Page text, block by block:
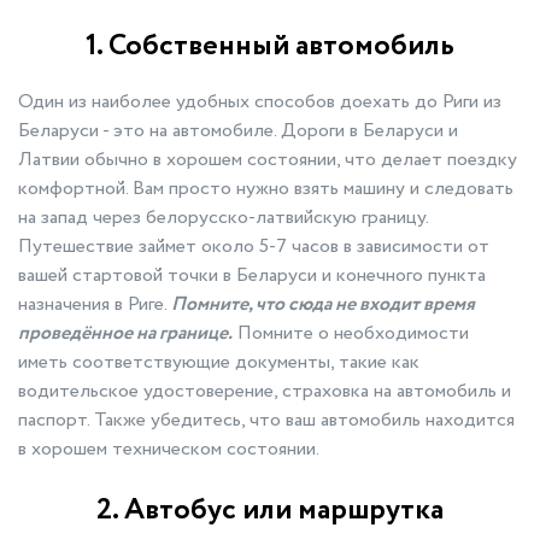
1. Собственный автомобиль
Один из наиболее удобных способов доехать до Риги из
Беларуси - это на автомобиле. Дороги в Беларуси и
Латвии обычно в хорошем состоянии, что делает поездку
комфортной. Вам просто нужно взять машину и следовать
на запад через белорусско-латвийскую границу.
Путешествие займет около 5-7 часов в зависимости от
вашей стартовой точки в Беларуси и конечного пункта
назначения в Риге. Помните, что сюда не входит время
проведённое на границе. Помните о необходимости
иметь соответствующие документы, такие как
водительское удостоверение, страховка на автомобиль и
паспорт. Также убедитесь, что ваш автомобиль находится
в хорошем техническом состоянии.
2. Автобус или маршрутка